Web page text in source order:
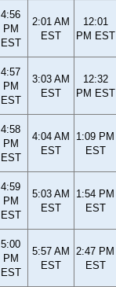
4:56
PM
EST
2:01 AM
EST
12:01
PM EST
4:57
PM
EST
3:03 AM
EST
12:32
PM EST
4:58
PM
EST
4:04 AM
EST
1:09 PM
EST
4:59
PM
EST
5:03 AM
EST
1:54 PM
EST
5:00
PM
EST
5:57 AM
EST
2:47 PM
EST